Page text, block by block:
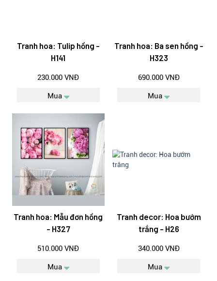
Tranh hoa: Tulip hồng -
H141
230.000 VNĐ
Mua
Tranh hoa: Ba sen hồng -
H323
690.000 VNĐ
Mua
Tranh hoa: Mẫu đơn hồng
- H327
510.000 VNĐ
Mua
Tranh decor: Hoa bướm
trắng - H26
340.000 VNĐ
Mua